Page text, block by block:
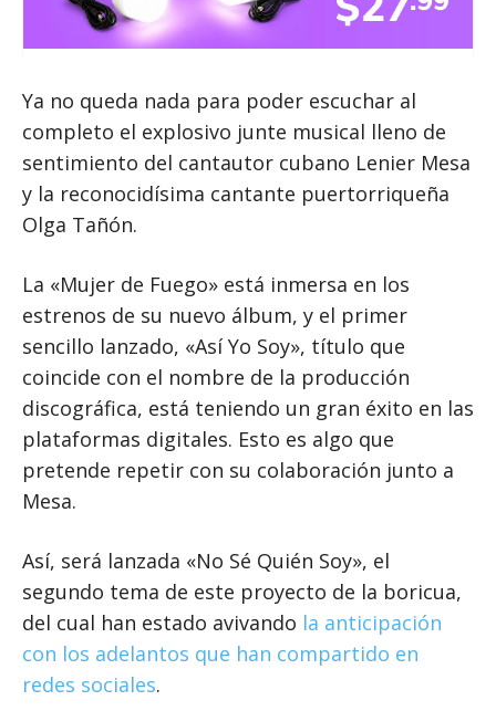
Ya no queda nada para poder escuchar al
completo el explosivo junte musical lleno de
sentimiento del cantautor cubano Lenier Mesa
y la reconocidísima cantante puertorriqueña
Olga Tañón.
La «Mujer de Fuego» está inmersa en los
estrenos de su nuevo álbum, y el primer
sencillo lanzado, «Así Yo Soy», título que
coincide con el nombre de la producción
discográfica, está teniendo un gran éxito en las
plataformas digitales. Esto es algo que
pretende repetir con su colaboración junto a
Mesa.
Así, será lanzada «No Sé Quién Soy», el
segundo tema de este proyecto de la boricua,
del cual han estado avivando la anticipación
con los adelantos que han compartido en
redes sociales.